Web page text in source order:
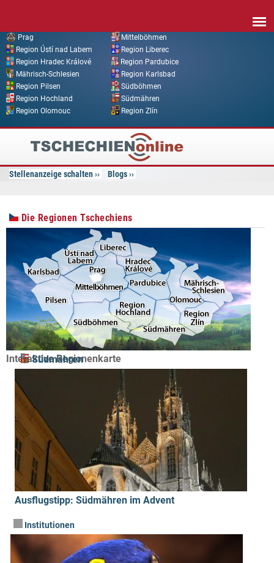
Prag
Mittelböhmen
Region Ústí nad Labem
Region Liberec
Region Hradec Králové
Region Pardubice
Mährisch-Schlesien
Region Karlsbad
Region Pilsen
Südböhmen
Region Hochland
Südmähren
Region Olomouc
Region Zlín
Tschechien
Online
Stellenanzeige schalten Blogs
Die Regionen Tschechiens
Interaktive Regionenkarte
Südmähren
Ausflugstipp: Südmähren im Advent
Institutionen